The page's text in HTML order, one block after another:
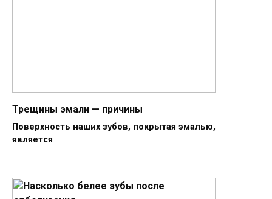
Трещины эмали — причины
Поверхность наших зубов, покрытая эмалью,
является